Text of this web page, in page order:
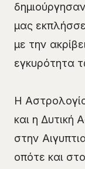
μας
με την
εγκυρότητα
Η
και η Δυτική
στην
οπότε και